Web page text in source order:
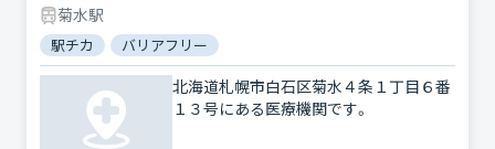
菊水駅
駅チカ バリアフリー
北海道札幌市白石区菊水４条１丁目６番
１３号にある医療機関です。